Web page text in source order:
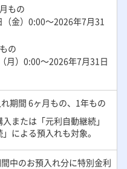
もの
金）0:00～2026年7月31
の
月）0:00～2026年7月31日
期間 6ヶ月もの、1年もの
または「元利自動継続」
」による預入れも対象。
中のお預入れ分に特別金利